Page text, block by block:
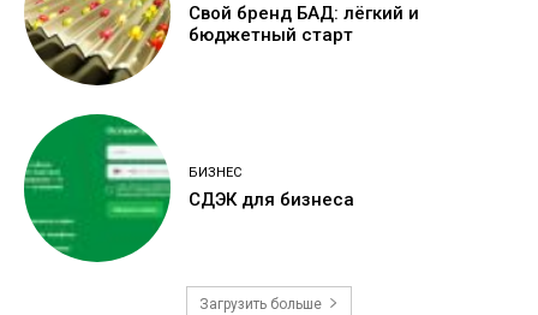
Свой бренд БАД: лёгкий и
бюджетный старт
БИЗНЕС
СДЭК для бизнеса
Загрузить больше